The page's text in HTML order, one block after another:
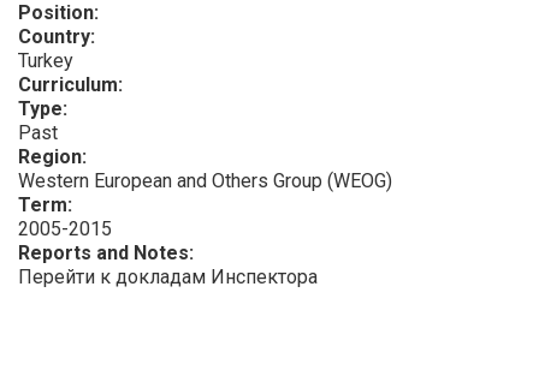
Position:
Country:
Turkey
Curriculum:
Type:
Past
Region:
Western European and Others Group (WEOG)
Term:
2005-2015
Reports and Notes:
Перейти к докладам Инспектора